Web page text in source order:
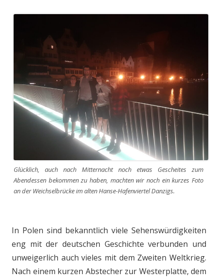
Glücklich, auch nach Mitternacht noch etwas Gescheites zum
Abendessen bekommen zu haben, machten wir noch ein kurzes Foto
an der Weichselbrücke im alten Hanse-Hafenviertel Danzigs.
In Polen sind bekanntlich viele Sehenswürdigkeiten
eng mit der deutschen Geschichte verbunden und
unweigerlich auch vieles mit dem Zweiten Weltkrieg.
Nach einem kurzen Abstecher zur Westerplatte, dem